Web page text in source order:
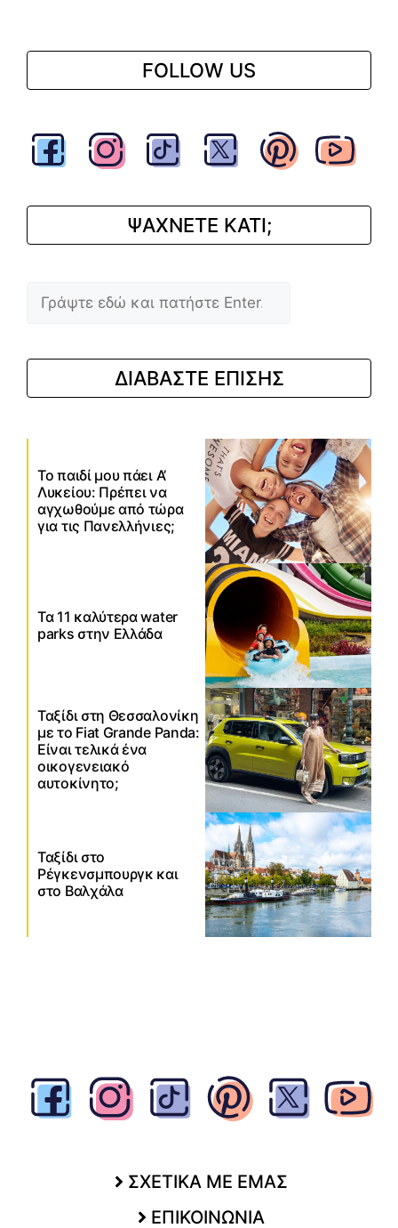
FOLLOW US
ΨΑΧΝΕΤΕ ΚΑΤΙ;
ΔΙΑΒΑΣΤΕ ΕΠΙΣΗΣ
Το παιδί μου πάει Α’
Λυκείου: Πρέπει να
αγχωθούμε από τώρα
για τις Πανελλήνιες;
Τα 11 καλύτερα water
parks στην Ελλάδα
Ταξίδι στη Θεσσαλονίκη
με το Fiat Grande Panda:
Είναι τελικά ένα
οικογενειακό
αυτοκίνητο;
Ταξίδι στο
Ρέγκενσμπουργκ και
στο Βαλχάλα
ΣΧΕΤΙΚΑ ΜΕ ΕΜΑΣ
ΕΠΙΚΟΙΝΩΝΙΑ